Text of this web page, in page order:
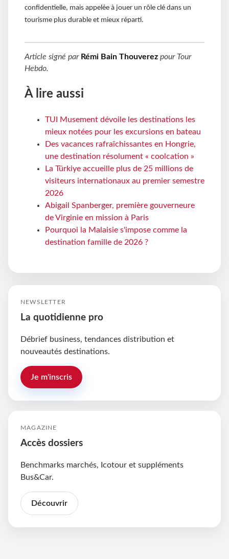
confidentielle, mais appelée à jouer un rôle clé dans un
tourisme plus durable et mieux réparti.
Article signé par Rémi Bain Thouverez pour Tour
Hebdo.
À lire aussi
TUI Musement dévoile les destinations les
mieux notées pour les excursions en bateau
Des vacances rafraîchissantes en Hongrie,
une destination résolument « coolcation »
La Türkiye accueille plus de 25 millions de
visiteurs internationaux au premier semestre
2026
Abigail Spanberger, première gouverneure
de Virginie en mission à Paris
Pourquoi la Malaisie s'impose comme la
destination famille de 2026 ?
NEWSLETTER
La quotidienne pro
Débrief business, tendances distribution et
nouveautés destinations.
Je m'inscris
MAGAZINE
Accès dossiers
Benchmarks marchés, Icotour et suppléments
Bus&Car.
Découvrir